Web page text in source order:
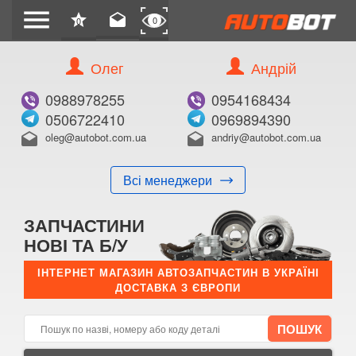
menu star
0 drafts 0
Олег
0988978255
0506722410
drafts oleg@autobot.com.ua
Всі менеджери
Андрій
0954168434
0969894390
drafts andriy@autobot.com.ua
ЗАПЧАСТИНИ
НОВІ ТА Б/У
ІНТЕРНЕТ МАГАЗИН АВТОЗАПЧАСТИН В УКРАЇНІ
ДОСТАВКА З ЄВРОПИ
КУПИТИ
Оригінальний номер:
Примітка:
E-mail:
Телефон: